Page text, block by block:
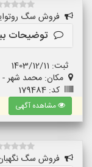
فروش سگ
توضیحات
ثبت: 1403/12/11
مکان: محمد شهر -
کد: 179484
مشاهده آگهی
فروش سگ